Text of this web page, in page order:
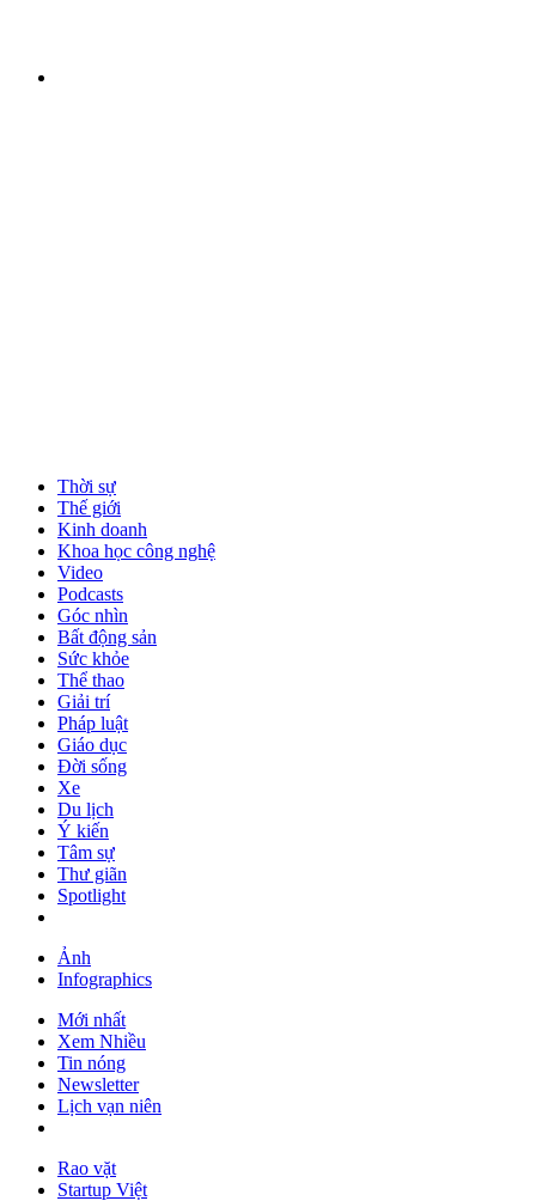
Thời sự
Thế giới
Kinh doanh
Khoa học công nghệ
Video
Podcasts
Góc nhìn
Bất động sản
Sức khỏe
Thể thao
Giải trí
Pháp luật
Giáo dục
Đời sống
Xe
Du lịch
Ý kiến
Tâm sự
Thư giãn
Spotlight
Ảnh
Infographics
Mới nhất
Xem Nhiều
Tin nóng
Newsletter
Lịch vạn niên
Rao vặt
Startup Việt